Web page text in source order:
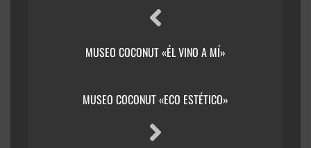
MUSEO COCONUT «ÉL VINO A MÍ»
MUSEO COCONUT «ECO ESTÉTICO»